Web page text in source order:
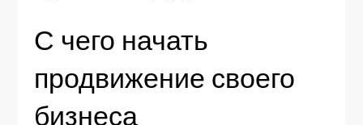
С чего начать
продвижение своего
бизнеса